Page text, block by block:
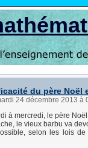
du père
24 décembre 2013 à
à mercredi, le père
le vieux barbu va
selon les lois